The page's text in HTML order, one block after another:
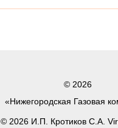
© 2026
«Нижегородская Газовая
© 2026 И.П. Кротиков С.А.